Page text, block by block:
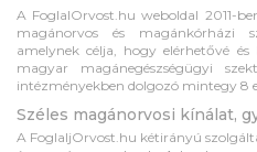
A FoglalOrvost.hu weboldal 2011-
magánorvos és magánkórházi
amelynek célja, hogy elérhetővé
magyar magánegészségügyi
intézményekben dolgozó mintegy 8
Széles magánorvosi kínálat,
A FoglaljOrvost.hu kétirányú